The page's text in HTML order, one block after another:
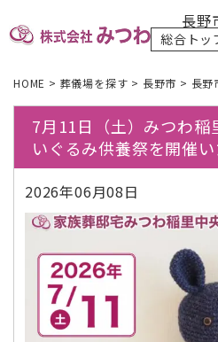
長野
総合トッ
HOME > 葬儀場を探す > 長野市 > 長野
7月11日（土）みつわ稲
いぐるみ供養祭を開催い
2026年06月08日